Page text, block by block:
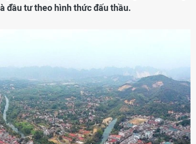
đầu tư theo hình thức đấu thầu.